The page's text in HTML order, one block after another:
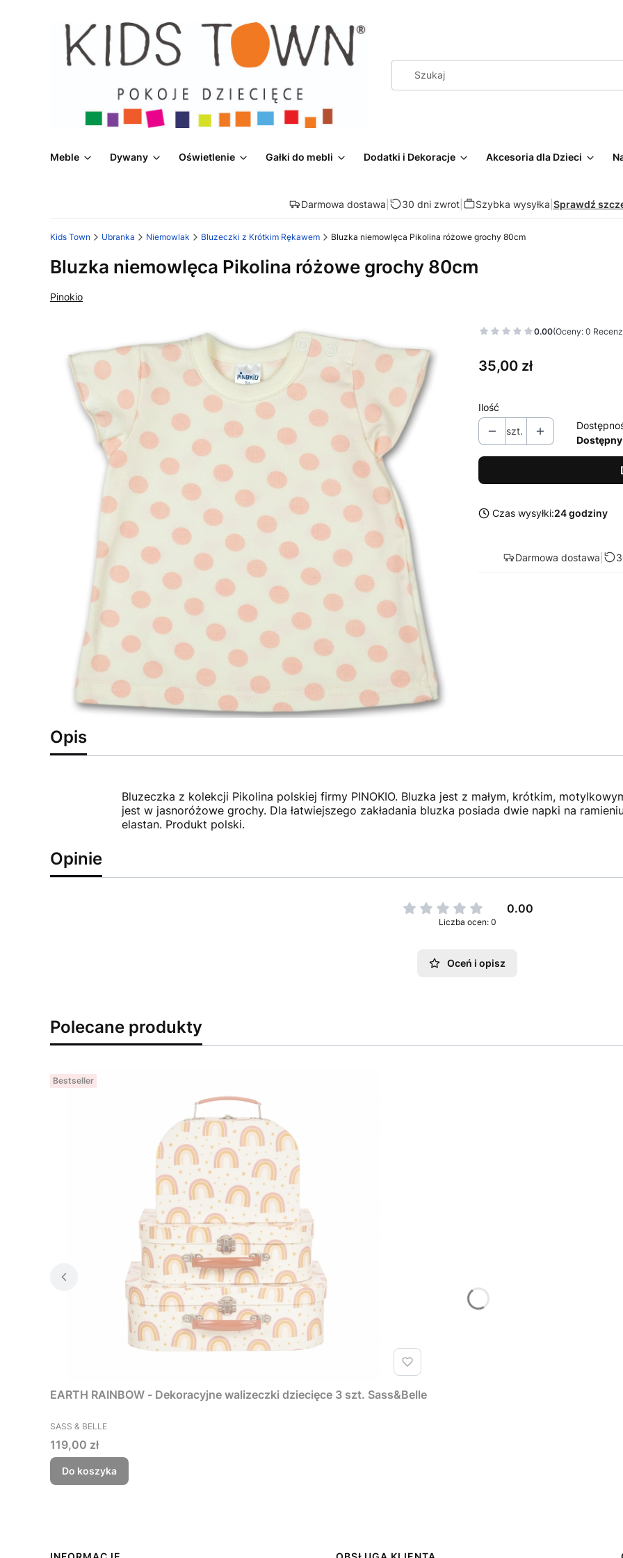
Meble Dywany Oświetlenie Gałki do mebli Dodatki i Dekoracje Akcesoria dla Dzieci
Darmowa dostawa 30 dni zwrot| Szybka wysyłka Sprawdź
Kids Town Ubranka Niemowlak Bluzeczki z Krótkim Rękawem Bluzka niemowlęca Pikolina różowe grochy 80cm
Bluzka niemowlęca Pikolina różowe grochy 80cm
Pinokio
0.00(Oceny: 0
Cena
35,00 zł
Ilość
szt.
Dostępny
Czas wysyłki:24 godziny
Darmowa dostawa
Opis
Bluzeczka z kolekcji Pikolina polskiej firmy PINOKIO. Bluzka jest z małym, krótkim,
jest w jasnoróżowe grochy. Dla łatwiejszego zakładania bluzka posiada dwie napki na
elastan. Produkt polski.
Opinie
0.00
Liczba ocen: 0
Oceń i opisz
Polecane produkty
Bestseller
EARTH RAINBOW - Dekoracyjne walizeczki dziecięce 3 szt. Sass&Belle
PRODUCENT
SASS & BELLE
Cena
119,00 zł
Do koszyka